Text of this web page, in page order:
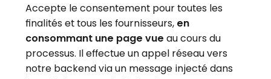
Accepte le consentement pour toutes les
finalités et tous les fournisseurs, en
consommant une page vue au cours du
processus. Il effectue un appel réseau vers
notre backend via un message injecté dans